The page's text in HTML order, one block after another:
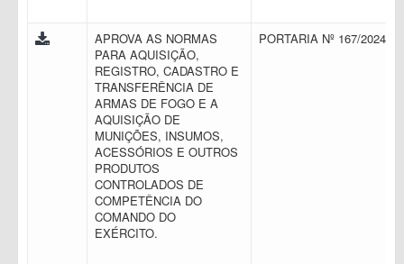
APROVA AS NORMAS
PARA AQUISIÇÃO,
REGISTRO, CADASTRO E
TRANSFERÊNCIA DE
ARMAS DE FOGO E A
AQUISIÇÃO DE
MUNIÇÕES, INSUMOS,
ACESSÓRIOS E OUTROS
PRODUTOS
CONTROLADOS DE
COMPETÊNCIA DO
COMANDO DO
EXÉRCITO.
PORTARIA Nº 167/2024